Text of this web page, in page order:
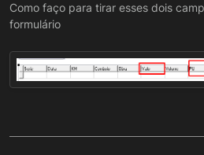
Como faço para tirar esses dois
formulário